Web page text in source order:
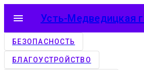
menu Усть-Медведицкая
БЕЗОПАСНОСТЬ
БЛАГОУСТРОЙСТВО